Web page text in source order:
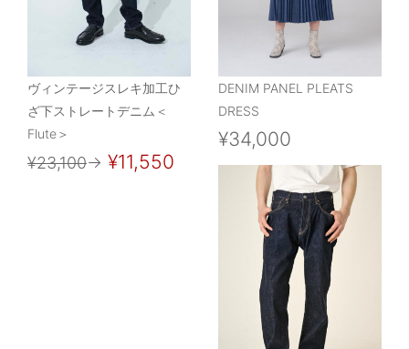
ヴィンテージスレキ加工ひ
ざ下ストレートデニム＜
Flute＞
¥23,100→ ¥11,550
DENIM PANEL PLEATS
DRESS
¥34,000